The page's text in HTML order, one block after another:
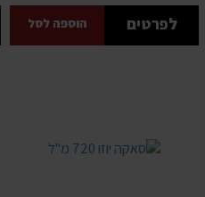
לפרטים הוספה לסל